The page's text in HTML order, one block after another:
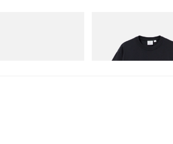
One Point Logo Tee
今すぐ購入